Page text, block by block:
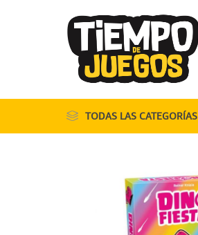
TODAS LAS CATEGORÍAS